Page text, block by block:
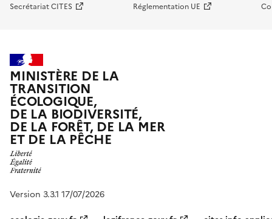
Secrétariat CITES Réglementation UE
MINISTÈRE DE LA
TRANSITION
ÉCOLOGIQUE,
DE LA BIODIVERSITÉ,
DE LA FORÊT, DE LA MER
ET DE LA PÊCHE
Version 3.3.1 17/07/2026